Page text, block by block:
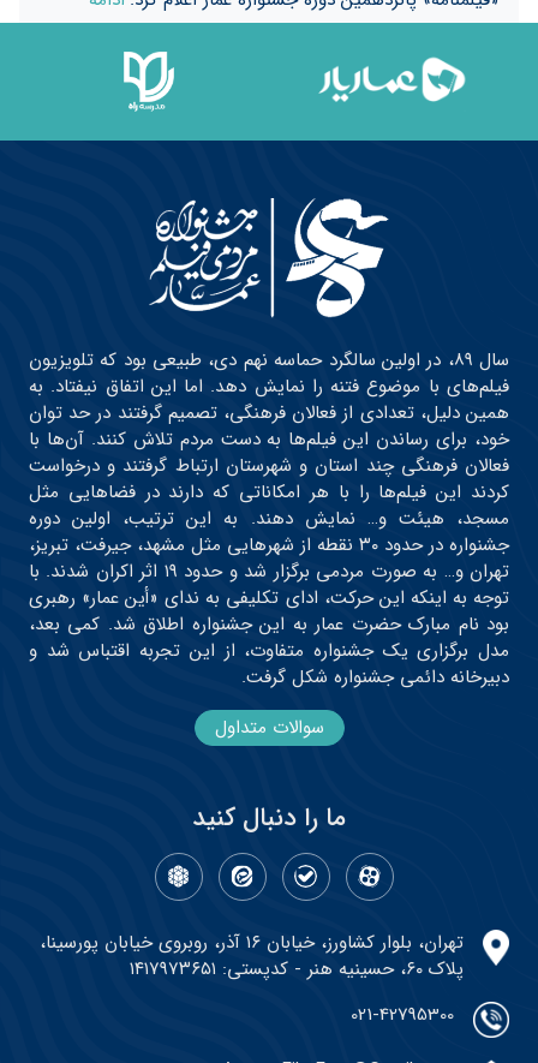
سال ۸۹، در اولین سالگرد حماسه نهم دی، طبیعی بود که تلویزیون
فیلم‌های با موضوع فتنه را نمایش دهد. اما این اتفاق نیفتاد. به
همین دلیل، تعدادی از فعالان فرهنگی، تصمیم گرفتند در حد توان
خود، برای رساندن این فیلم‌ها به دست مردم تلاش کنند. آن‌ها با
فعالان فرهنگی چند استان و شهرستان ارتباط گرفتند و درخواست
کردند این فیلم‌ها را با هر امکاناتی که دارند در فضاهایی مثل
مسجد، هیئت و… نمایش دهند. به این ترتیب، اولین دوره
جشنواره در حدود ۳۰ نقطه از شهرهایی مثل مشهد، جیرفت، تبریز،
تهران و… به صورت مردمی برگزار شد و حدود ۱۹ اثر اکران شدند. با
توجه به اینکه این حرکت، ادای تکلیفی به ندای «أین عمار» رهبری
بود نام مبارک حضرت عمار به این جشنواره اطلاق شد. کمی بعد،
مدل برگزاری یک جشنواره متفاوت، از این تجربه اقتباس شد و
دبیرخانه دائمی جشنواره شکل گرفت.
سوالات متداول
ما را دنبال کنید
تهران، بلوار کشاورز، خیابان ۱۶ آذر، روبروی خیابان پورسینا،
پلاک ۶۰، حسینیه هنر - کدپستی: ۱۴۱۷۹۷۳۶۵۱
021-42795300